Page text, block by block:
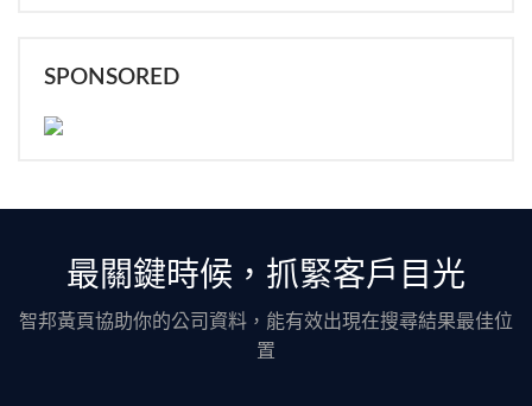
SPONSORED
最關鍵時候，抓緊客戶目光
智邦黃頁協助你的公司資料，能有效出現在搜尋結果最佳位
置